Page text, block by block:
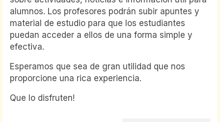
alumnos. Los profesores podrán subir apuntes y
material de estudio para que los estudiantes
puedan acceder a ellos de una forma simple y
efectiva.
Esperamos que sea de gran utilidad que nos
proporcione una rica experiencia.
Que lo disfruten!